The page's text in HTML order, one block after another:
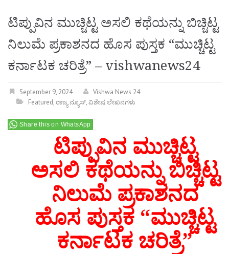
ಟಿಪ್ಪುವಿನ‌ ಮುಚ್ಚಿಟ್ಟ ಅಸಲಿ ಕಥೆಯನ್ನು ಬಿಚ್ಚಿಟ್ಟ
ನಿಲುಮೆ ಪ್ರಕಾಶನದ ಹೊಸ ಪುಸ್ತಕ “ಮುಚ್ಚಿಟ್ಟ
ಕರ್ನಾಟಕ ಚರಿತ್ರೆ” – vishwanews24
September 9, 2024
Vishwa News 24
Featured,ರಾಜ್ಯ ನ್ಯೂಸ್,ವಿಶೇಷ ಲೇಖನಗಳು
Share this on WhatsApp
ಟಿಪ್ಪುವಿನ‌ ಮುಚ್ಚಿಟ್ಟ
ಅಸಲಿ ಕಥೆಯನ್ನು ಬಿಚ್ಚಿಟ್ಟ
ನಿಲುಮೆ ಪ್ರಕಾಶನದ
ಹೊಸ ಪುಸ್ತಕ “ಮುಚ್ಚಿಟ್ಟ
ಕರ್ನಾಟಕ ಚರಿತ್ರೆ”